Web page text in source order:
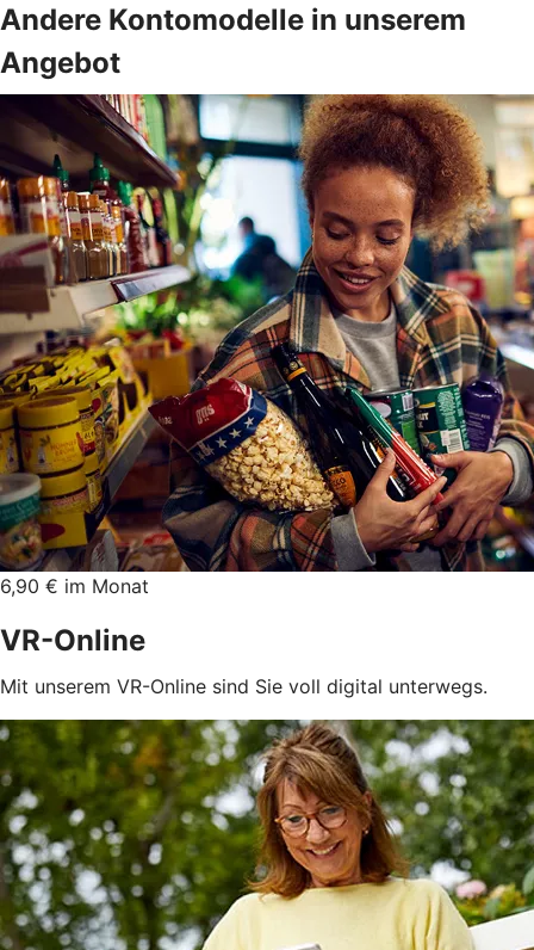
Andere Kontomodelle in unserem
Angebot
6,90 € im Monat
VR-Online
Mit unserem VR-Online sind Sie voll digital unterwegs.